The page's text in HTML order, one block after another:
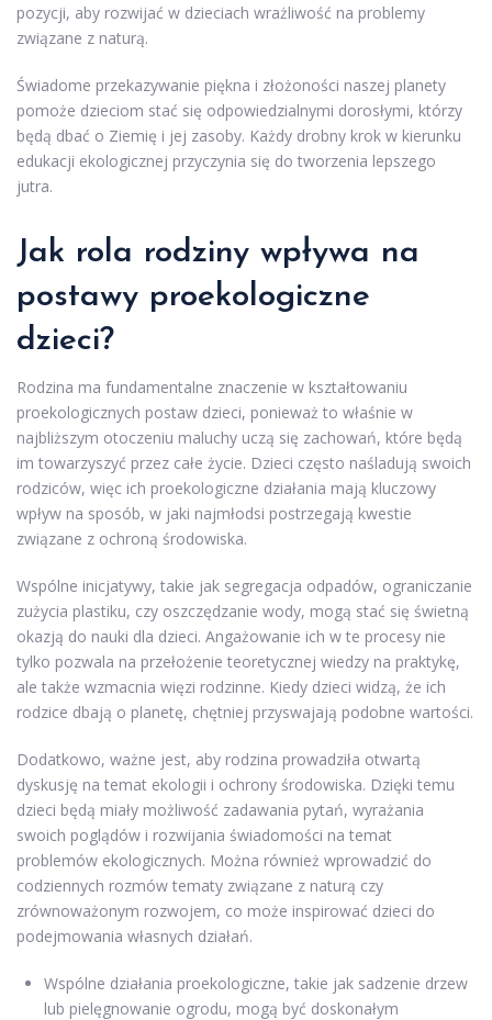
pozycji, aby rozwijać w dzieciach wrażliwość na problemy
związane z naturą.
Świadome przekazywanie piękna i złożoności naszej planety
pomoże dzieciom stać się odpowiedzialnymi dorosłymi, którzy
będą dbać o Ziemię i jej zasoby. Każdy drobny krok w kierunku
edukacji ekologicznej przyczynia się do tworzenia lepszego
jutra.
Jak rola rodziny wpływa na
postawy proekologiczne
dzieci?
Rodzina ma fundamentalne znaczenie w kształtowaniu
proekologicznych postaw dzieci, ponieważ to właśnie w
najbliższym otoczeniu maluchy uczą się zachowań, które będą
im towarzyszyć przez całe życie. Dzieci często naśladują swoich
rodziców, więc ich proekologiczne działania mają kluczowy
wpływ na sposób, w jaki najmłodsi postrzegają kwestie
związane z ochroną środowiska.
Wspólne inicjatywy, takie jak segregacja odpadów, ograniczanie
zużycia plastiku, czy oszczędzanie wody, mogą stać się świetną
okazją do nauki dla dzieci. Angażowanie ich w te procesy nie
tylko pozwala na przełożenie teoretycznej wiedzy na praktykę,
ale także wzmacnia więzi rodzinne. Kiedy dzieci widzą, że ich
rodzice dbają o planetę, chętniej przyswajają podobne wartości.
Dodatkowo, ważne jest, aby rodzina prowadziła otwartą
dyskusję na temat ekologii i ochrony środowiska. Dzięki temu
dzieci będą miały możliwość zadawania pytań, wyrażania
swoich poglądów i rozwijania świadomości na temat
problemów ekologicznych. Można również wprowadzić do
codziennych rozmów tematy związane z naturą czy
zrównoważonym rozwojem, co może inspirować dzieci do
podejmowania własnych działań.
Wspólne działania proekologiczne, takie jak sadzenie drzew
lub pielęgnowanie ogrodu, mogą być doskonałym